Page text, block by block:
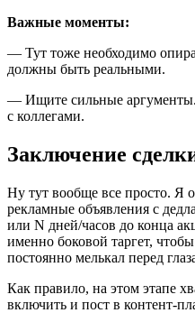
Важные моменты:
— Тут тоже необходимо
должны быть реальными.
— Ищите сильные
с коллегами.
Заключение
Ну тут вообще все просто. Я
рекламные объявления с
или N дней/часов до конца
именно боковой таргет,
постоянно мелькал перед
Как правило, на этом этапе
включить и пост в контент-